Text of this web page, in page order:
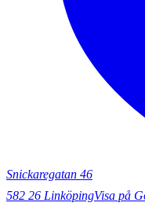
Snickaregatan 46
582 26 LinköpingVisa på